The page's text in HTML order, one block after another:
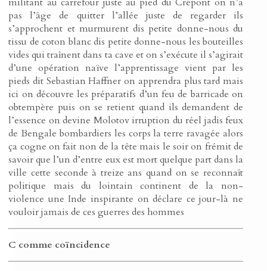
pas l’âge de quitter l’allée juste de regarder ils
s’approchent et murmurent dis petite donne-nous du
tissu de coton blanc dis petite donne-nous les bouteilles
vides qui traînent dans ta cave et on s’exécute il s’agirait
d’une opération naïve l’apprentissage vient par les
pieds dit Sebastian Haffner on apprendra plus tard mais
ici on découvre les préparatifs d’un feu de barricade on
obtempère puis on se retient quand ils demandent de
l’essence on devine Molotov irruption du réel jadis feux
de Bengale bombardiers les corps la terre ravagée alors
ça cogne on fait non de la tête mais le soir on frémit de
savoir que l’un d’entre eux est mort quelque part dans la
ville cette seconde à treize ans quand on se reconnaît
politique mais du lointain continent de la non-
violence une Inde inspirante on déclare ce jour-là ne
vouloir jamais de ces guerres des hommes
C comme coïncidence